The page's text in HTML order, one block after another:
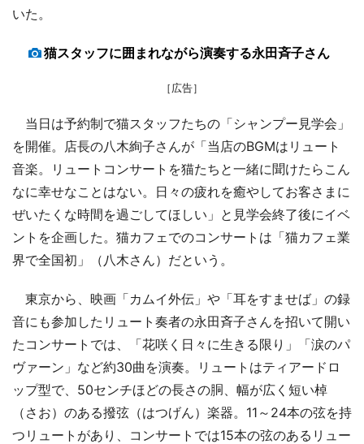
いた。
猫スタッフに囲まれながら演奏する永田斉子さん
［広告］
当日は予約制で猫スタッフたちの「シャンプー見学会」
を開催。店長の八木絢子さんが「当店のBGMはリュート
音楽。リュートコンサートを猫たちと一緒に聞けたらこん
なに幸せなことはない。日々の疲れを癒やしてお客さまに
ぜいたくな時間を過ごしてほしい」と見学会終了後にイベ
ントを企画した。猫カフェでのコンサートは「猫カフェ業
界で全国初」（八木さん）だという。
東京から、映画「カムイ外伝」や「耳をすませば」の録
音にも参加したリュート奏者の永田斉子さんを招いて開い
たコンサートでは、「花咲く日々に生きる限り」「涙のパ
ヴァーン」など約30曲を演奏。リュートはティアードロ
ップ型で、50センチほどの長さの胴、幅が広く短い棹
（さお）のある撥弦（はつげん）楽器。11～24本の弦を持
つリュートがあり、コンサートでは15本の弦のあるリュー